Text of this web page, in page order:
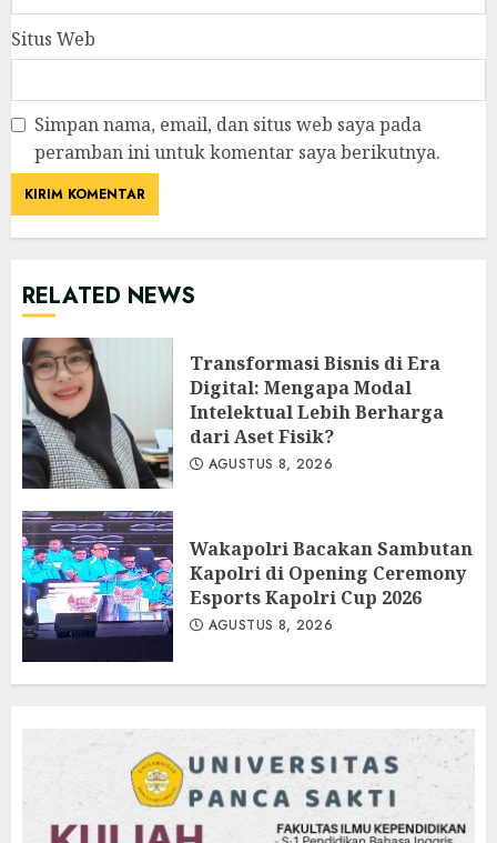
Situs Web
Simpan nama, email, dan situs web saya pada
peramban ini untuk komentar saya berikutnya.
RELATED NEWS
Transformasi Bisnis di Era
Digital: Mengapa Modal
Intelektual Lebih Berharga
dari Aset Fisik?
AGUSTUS 8, 2026
Wakapolri Bacakan Sambutan
Kapolri di Opening Ceremony
Esports Kapolri Cup 2026
AGUSTUS 8, 2026